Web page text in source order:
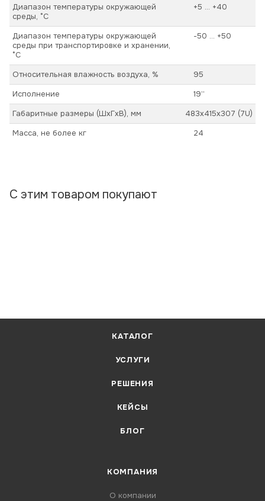
Диапазон температуры окружающей
среды, °С
+5 ... +40
Диапазон температуры окружающей
среды при транспортировке и хранении,
°С
-50 ... +50
Относительная влажность воздуха, %
95
Исполнение
19’’
Габаритные размеры (ШхГхВ), мм
483x415x307 (7U)
Масса, не более кг
24
С этим товаром покупают
КАТАЛОГ
УСЛУГИ
РЕШЕНИЯ
КЕЙСЫ
БЛОГ
КОМПАНИЯ
О компании